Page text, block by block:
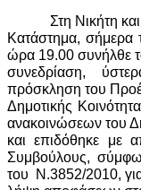
Στη Νικήτη
Κατάστημα, σήμερα
ώρα 19.00 συνήλθε
συνεδρίαση,
πρόσκληση του
Δημοτικής
ανακοινώσεων του
και επιδόθηκε με
Συμβούλους,
του
Ν.3852/2010,